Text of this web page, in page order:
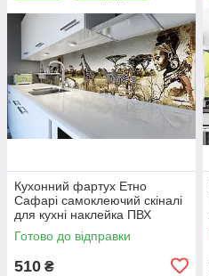
Кухонний фартух Етно
Сафарі самоклеючий скіналі
для кухні наклейка ПВХ
слони зебри Африка
600х2000 мм
Готово до відправки
510 ₴